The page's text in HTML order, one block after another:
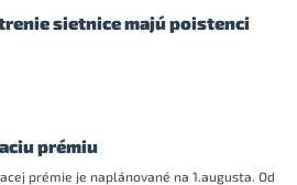
sietnice majú poistenci
prémiu
prémie je naplánované na 1.augusta. Od